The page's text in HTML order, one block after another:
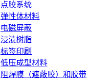
点胶系统
弹性体材料
电磁屏蔽
浸渍树脂
标签印刷
低压成型材料
阻焊膜（遮蔽胶）和胶带